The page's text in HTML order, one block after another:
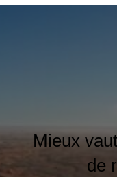
Mieux
de